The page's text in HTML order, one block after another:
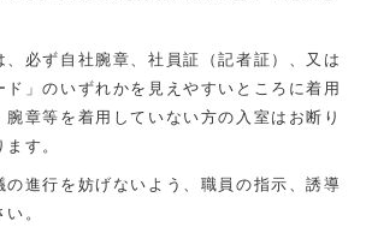
、必ず自社腕章、社員証（記者証）、又は
ド」のいずれかを見えやすいところに着用
腕章等を着用していない方の入室はお断り
す。
の進行を妨げないよう、職員の指示、誘導
。